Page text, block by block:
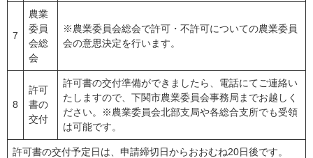
許可書の交付予定日は、申請締切日からおおむね20日後です。
7
農業
委員
会総
会
※農業委員会総会で許可・不許可についての農業委員
会の意思決定を行います。
8
許可
書の
交付
許可書の交付準備ができましたら、電話にてご連絡い
たしますので、下関市農業委員会事務局までお越しく
ださい。※農業委員会北部支局や各総合支所でも受領
は可能です。